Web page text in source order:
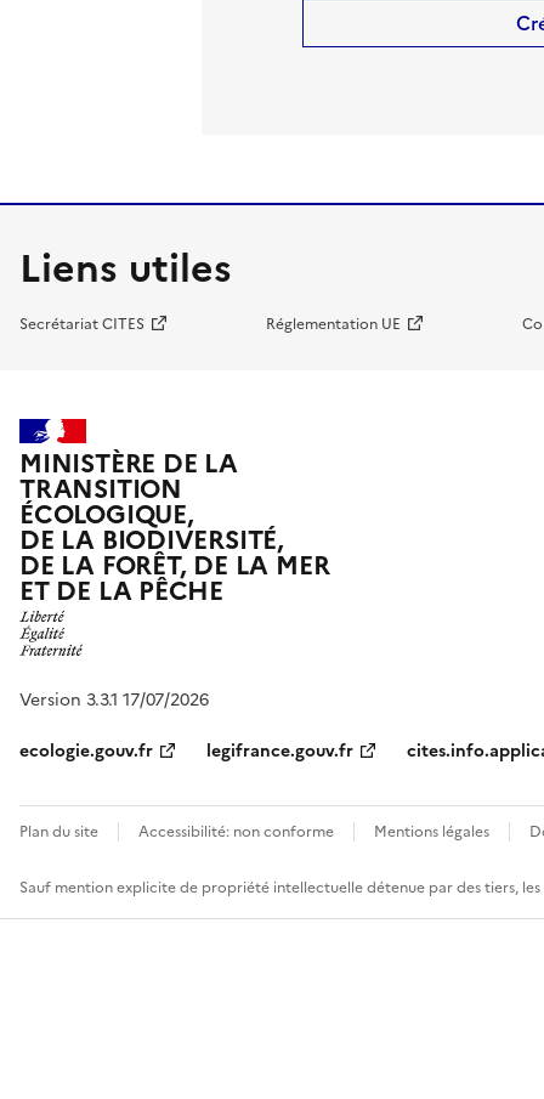
Liens utiles
Secrétariat CITES Réglementation UE
MINISTÈRE DE LA
TRANSITION
ÉCOLOGIQUE,
DE LA BIODIVERSITÉ,
DE LA FORÊT, DE LA MER
ET DE LA PÊCHE
Version 3.3.1 17/07/2026
ecologie.gouv.fr
legifrance.gouv.fr
Plan du site Accessibilité: non conforme Mentions légales
Sauf mention explicite de propriété intellectuelle détenue par des tiers,